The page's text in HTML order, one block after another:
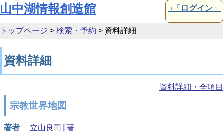
本文へ移動
山中湖情報創造館 ⇒「ログイン」
トップページ > 検索・予約 > 資料詳細
資料詳細
資料詳細・全項目
宗教世界地図
著者
立山良司∥著